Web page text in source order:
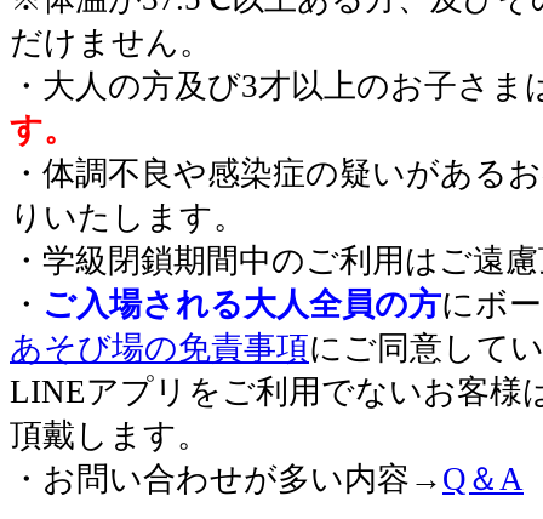
だけません。
・大人の方及び3才以上のお子さま
す。
・体調不良や感染症の疑いがある
りいたします。
・学級閉鎖期間中のご利用はご遠
・ ご入場される大人全員の方にボ
あそび場の免責事項にご同意して
LINEアプリをご利用でないお客様
頂戴します。
・お問い合わせが多い内容→ Q＆A